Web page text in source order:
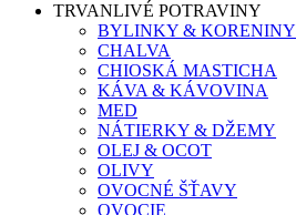
TRVANLIVÉ POTRAVINY
BYLINKY & KORENINY
CHALVA
CHIOSKÁ MASTICHA
KÁVA & KÁVOVINA
MED
NÁTIERKY & DŽEMY
OLEJ & OCOT
OLIVY
OVOCNÉ ŠŤAVY
OVOCIE